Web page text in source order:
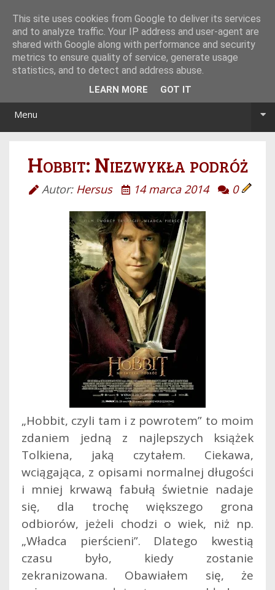
Menu
Hobbit: Niezwykła podróż
Autor: Hersus 14 marca 2014 0
„Hobbit, czyli tam i z powrotem” to moim
zdaniem jedną z najlepszych książek
Tolkiena, jaką czytałem. Ciekawa,
wciągająca, z opisami normalnej długości
i mniej krwawą fabułą świetnie nadaje
się, dla trochę większego grona
odbiorów, jeżeli chodzi o wiek, niż np.
„Władca pierścieni”. Dlatego kwestią
czasu było, kiedy zostanie
zekranizowana. Obawiałem się, że
This site uses cookies from Google to deliver its services
and to analyze traffic. Your IP address and user-agent are
shared with Google along with performance and security
metrics to ensure quality of service, generate usage
statistics, and to detect and address abuse.
LEARN MORE GOT IT